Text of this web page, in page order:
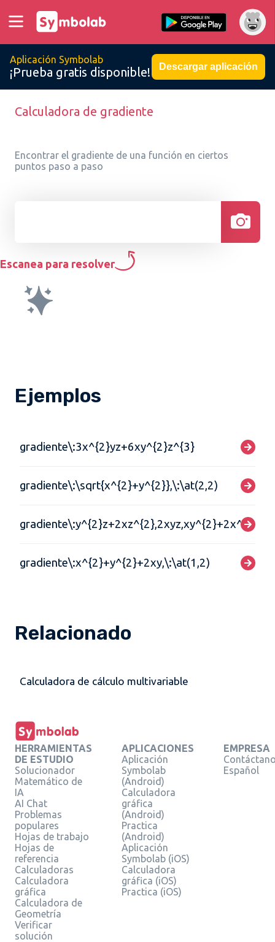
Aplicación Symbolab
¡Prueba gratis disponible! Descargar aplicación
Calculadora de gradiente
Encontrar el gradiente de una función en ciertos
puntos paso a paso
Escanea para resolver
Ejemplos
gradiente\:3x^{2}yz+6xy^{2}z^{3}
gradiente\:\sqrt{x^{2}+y^{2}},\:\at(2,2)
gradiente\:y^{2}z+2xz^{2},2xyz,xy^{2}+2x^{2}z
gradiente\:x^{2}+y^{2}+2xy,\:\at(1,2)
Relacionado
Calculadora de cálculo multivariable
HERRAMIENTAS
DE ESTUDIO
Solucionador
Matemático de
IA
AI Chat
Problemas
populares
Hojas de trabajo
Hojas de
referencia
Calculadoras
Calculadora
gráfica
Calculadora de
Geometría
Verificar
solución
APLICACIONES
Aplicación
Symbolab
(Android)
Calculadora
gráfica
(Android)
Practica
(Android)
Aplicación
Symbolab (iOS)
Calculadora
gráfica (iOS)
Practica (iOS)
EMPRESA
Español